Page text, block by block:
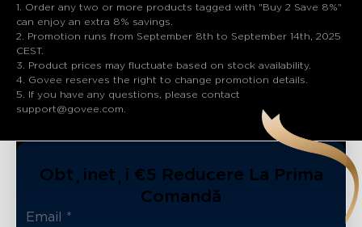
1. Order any two or more products tagged with "Buy 2 Save 8%"
can enjoy an extra 8% savings.
2. Promotion runs from September 8th to September 14th, 2025
CEST.
3. Product prices may fluctuate based on stock availability.
4. Govee reserves the right to change promotion details.
5. If you have any questions, please contact
support@govee.com.
Obțineți €5 Reducere La Prima
Comandă